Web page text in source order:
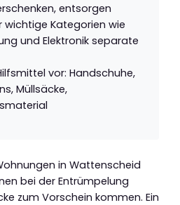
entsorgen
wichtige Kategorien wie
und Elektronik separate
vor: Handschuhe,
Müllsäcke,
in Wattenscheid
bei der Entrümpelung
zum Vorschein kommen. Ein